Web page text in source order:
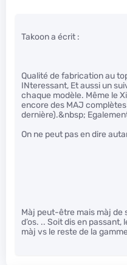
Takoon a écrit :
Qualité de fabrication au
INteressant, Et aussi un
chaque modèle. Même le
encore des MAJ
dernière).&nbsp;
On ne peut pas en dire
Màj peut-être mais màj de
d’os. .. Soit dis en
màj vs le reste de la gamme